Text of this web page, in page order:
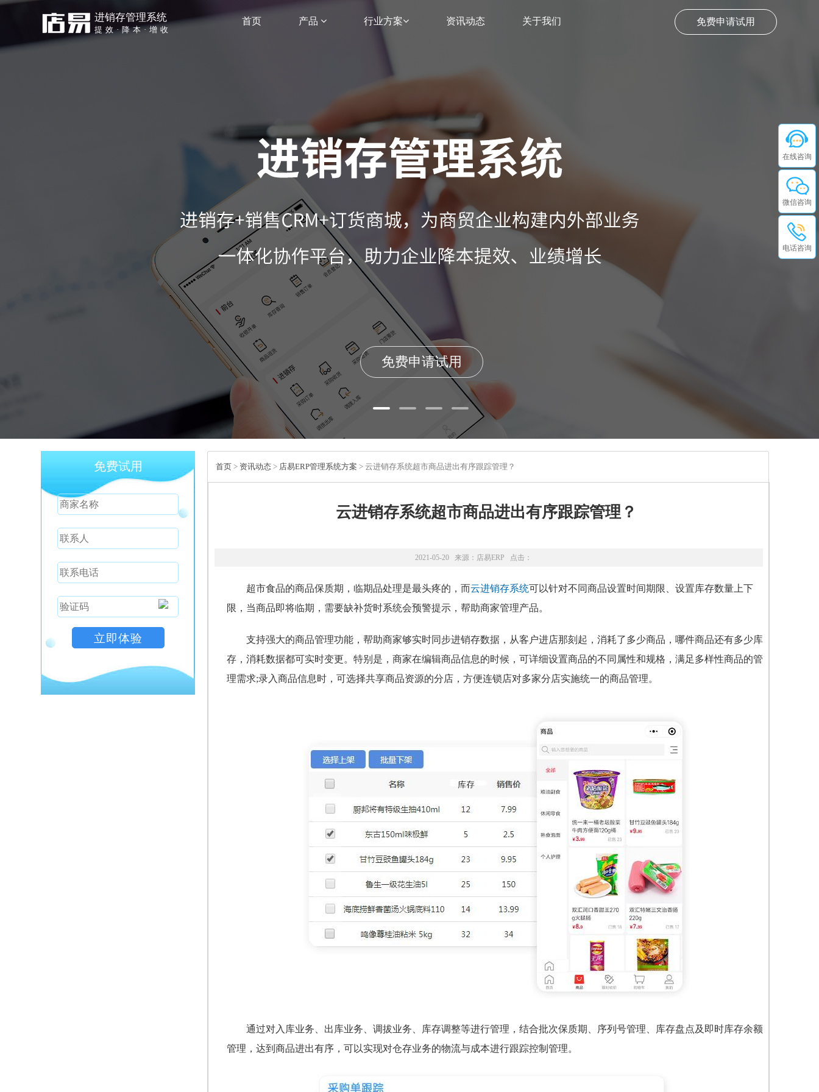
免费申请试用
进销存管理系统
提效·降本·增收
首页 产品 行业方案 资讯动态 关于我们
免费申请试用
免费试用 首页 > 资讯动态 > 店易ERP管理系统方案 > 云进销存系统超市商品进出有序跟踪管理？
云进销存系统超市商品进出有序跟踪管理？
2021-05-20 来源： 店易ERP 点击：
超市食品的商品保质期，临期品处理是最头疼的，而云进销存系统可以针对不同商品设置时间期限、设置库存数量上下
限，当商品即将临期，需要缺补货时系统会预警提示，帮助商家管理产品。
支持强大的商品管理功能，帮助商家够实时同步进销存数据，从客户进店那刻起，消耗了多少商品，哪件商品还有多少库
存，消耗数据都可实时变更。特别是，商家在编辑商品信息的时候，可详细设置商品的不同属性和规格，满足多样性商品的管
理需求;录入商品信息时，可选择共享商品资源的分店，方便连锁店对多家分店实施统一的商品管理。
通过对入库业务、出库业务、调拔业务、库存调整等进行管理，结合批次保质期、序列号管理、库存盘点及即时库存余额
管理，达到商品进出有序，可以实现对仓存业务的物流与成本进行跟踪控制管理。
在线咨询
微信咨询
电话咨询